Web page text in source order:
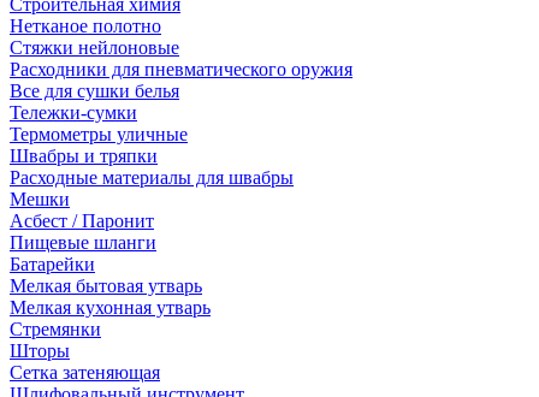
Строительная химия
Нетканое полотно
Стяжки нейлоновые
Расходники для пневматического оружия
Все для сушки белья
Тележки-сумки
Термометры уличные
Швабры и тряпки
Расходные материалы для швабры
Мешки
Асбест / Паронит
Пищевые шланги
Батарейки
Мелкая бытовая утварь
Мелкая кухонная утварь
Стремянки
Шторы
Сетка затеняющая